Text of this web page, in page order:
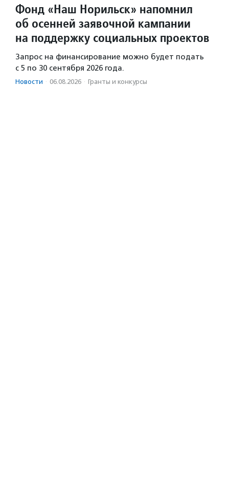
Фонд «Наш Норильск» напомнил
об осенней заявочной кампании
на поддержку социальных проектов
Запрос на финансирование можно будет подать
с 5 по 30 сентября 2026 года.
Новости · 06.08.2026 · Гранты и конкурсы